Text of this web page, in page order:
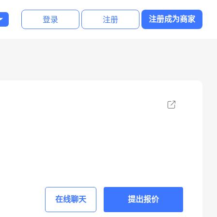
登录 注册 注册成为商家
在线聊天 提出报价